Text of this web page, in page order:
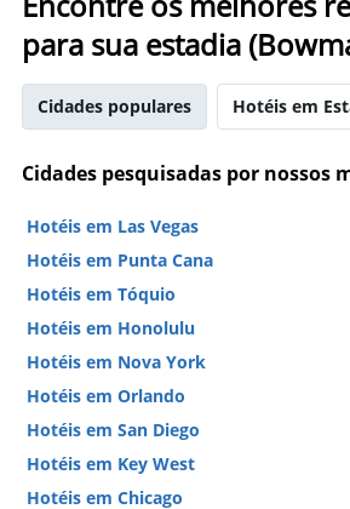
para sua estadia
Cidades populares Hotéis em
Cidades pesquisadas por nossos
Hotéis em Las Vegas
Hotéis em Punta Cana
Hotéis em Tóquio
Hotéis em Honolulu
Hotéis em Nova York
Hotéis em Orlando
Hotéis em San Diego
Hotéis em Key West
Hotéis em Chicago